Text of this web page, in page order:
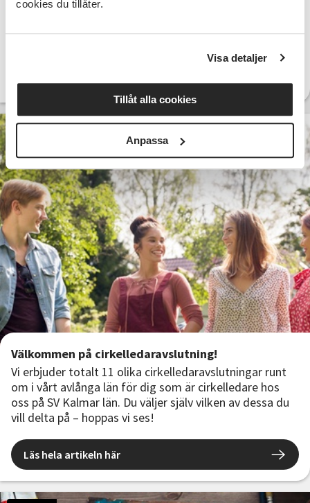
cookies du tillåter.
Visa detaljer
Tillåt alla cookies
Anpassa
kl.11-15.
Välkommen på cirkelledaravslutning!
Vi erbjuder totalt 11 olika cirkelledaravslutningar runt
om i vårt avlånga län för dig som är cirkelledare hos
oss på SV Kalmar län. Du väljer själv vilken av dessa du
vill delta på – hoppas vi ses!
Läs hela artikeln här